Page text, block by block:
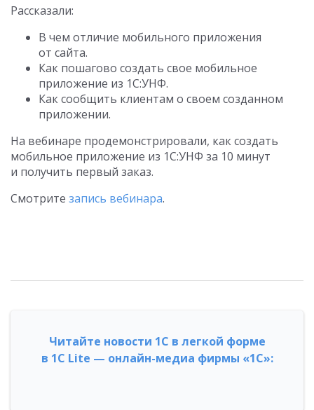
Рассказали:
В чем отличие мобильного приложения
от сайта.
Как пошагово создать свое мобильное
приложение из 1С:УНФ.
Как сообщить клиентам о своем созданном
приложении.
На вебинаре продемонстрировали, как создать
мобильное приложение из 1С:УНФ за 10 минут
и получить первый заказ.
Смотрите запись вебинара.
Читайте новости 1С в легкой форме
в 1С Lite — онлайн-медиа фирмы «1С»: